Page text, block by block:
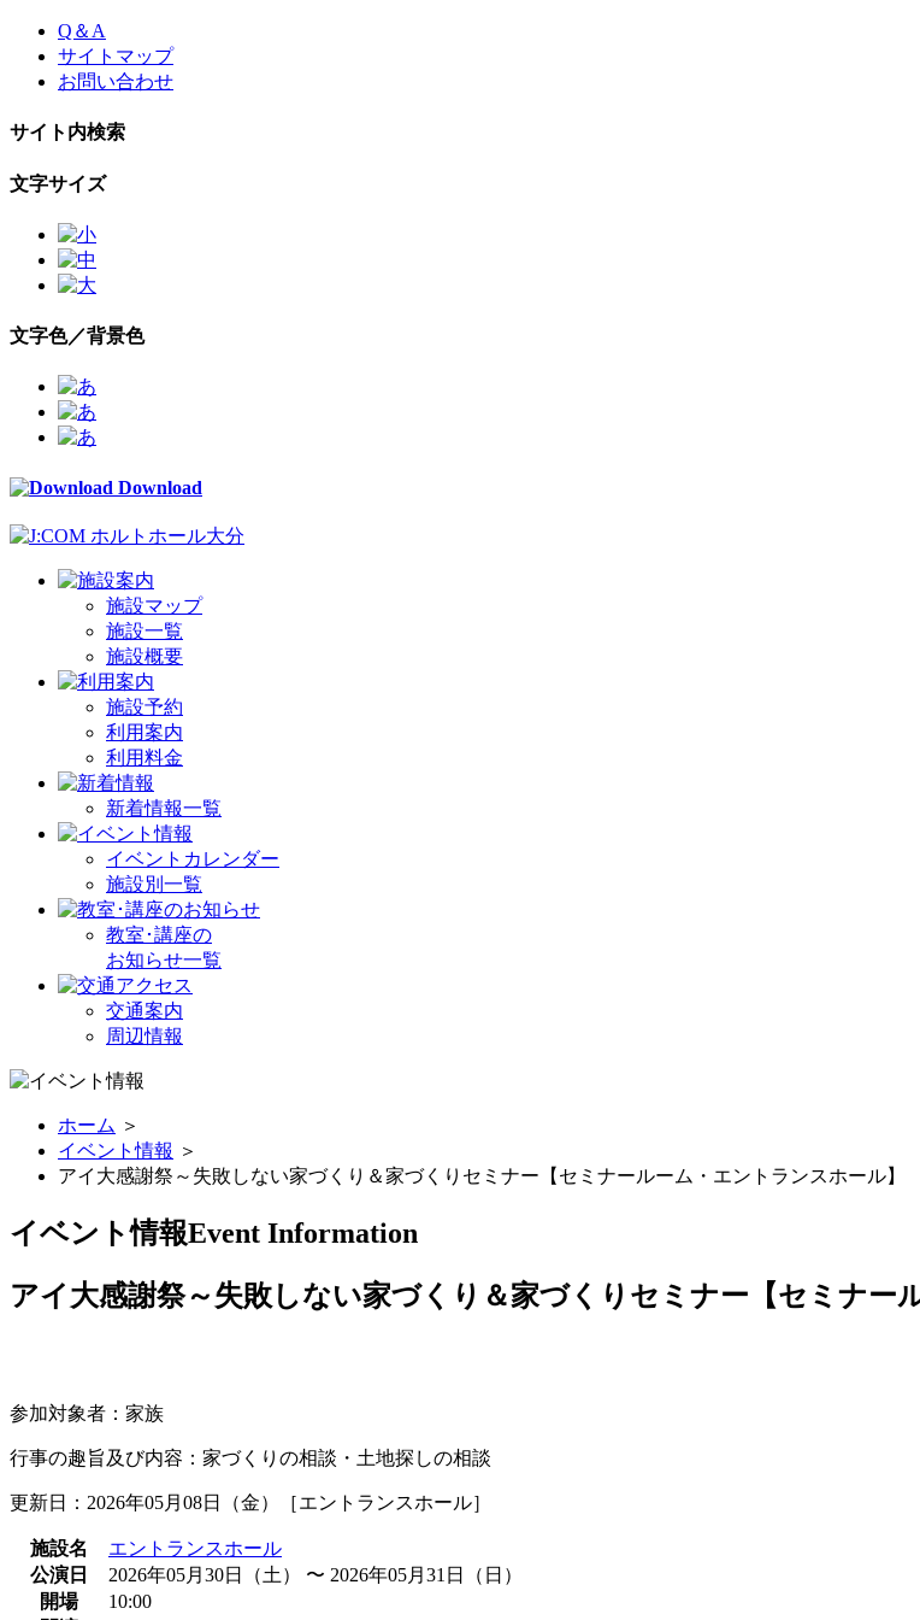
Skip
content
Q＆A
サイトマップ
お問い合わせ
サイト内検索
文字サイズ
文字色／背景色
Download
施設マップ
施設一覧
施設概要
施設予約
利用案内
利用料金
新着情報一覧
イベントカレンダー
施設別一覧
教室･講座の
お知らせ一覧
交通案内
周辺情報
ホーム ＞
イベント情報 ＞
アイ大感謝祭～失敗しない家づくり＆家づくりセミナー【セミナールーム・エントランスホール】
イベント情報Event Information
アイ大感謝祭～失敗しない家づくり＆家づくりセミナー【セミナー
参加対象者：家族
行事の趣旨及び内容：家づくりの相談・土地探しの相談
更新日：2026年05月08日（金）［エントランスホール］
施設名
エントランスホール
公演日
2026年05月30日（土） 〜 2026年05月31日（日）
開場
10:00